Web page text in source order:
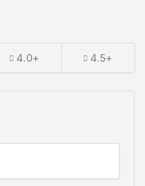
4.0+ 4.5+